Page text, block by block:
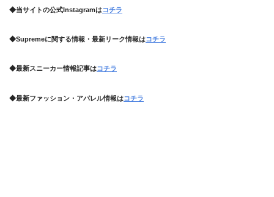
◆当サイトの公式Instagramはコチラ
◆Supremeに関する情報・最新リーク情報はコチラ
◆最新スニーカー情報記事はコチラ
◆最新ファッション・アパレル情報はコチラ